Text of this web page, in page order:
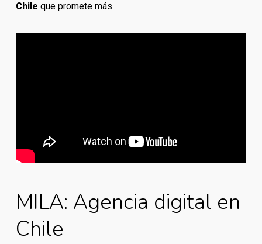
Chile que promete más.
MILA: Agencia digital en
Chile